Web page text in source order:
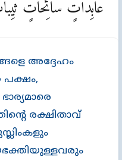
അദ്ദേഹം
പക്ഷം,
രക്ഷിതാവ്‌
عَابِدَاتٍ سَائِحَاتٍ